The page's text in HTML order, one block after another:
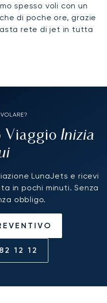
spesso voli con un
di poche ore, grazie
rete di jet in tutta
Viaggio Inizia
LunaJets e ricevi
in pochi minuti. Senza
obbligo.
12 12